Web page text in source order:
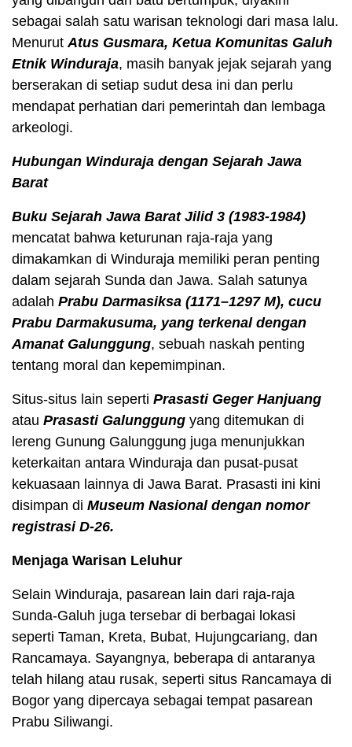
sebagai salah satu warisan teknologi dari masa lalu.
Menurut Atus Gusmara, Ketua Komunitas Galuh
Etnik Winduraja, masih banyak jejak sejarah yang
berserakan di setiap sudut desa ini dan perlu
mendapat perhatian dari pemerintah dan lembaga
arkeologi.
Hubungan Winduraja dengan Sejarah Jawa
Barat
Buku Sejarah Jawa Barat Jilid 3 (1983-1984)
mencatat bahwa keturunan raja-raja yang
dimakamkan di Winduraja memiliki peran penting
dalam sejarah Sunda dan Jawa. Salah satunya
adalah Prabu Darmasiksa (1171–1297 M), cucu
Prabu Darmakusuma, yang terkenal dengan
Amanat Galunggung, sebuah naskah penting
tentang moral dan kepemimpinan.
Situs-situs lain seperti Prasasti Geger Hanjuang
atau Prasasti Galunggung yang ditemukan di
lereng Gunung Galunggung juga menunjukkan
keterkaitan antara Winduraja dan pusat-pusat
kekuasaan lainnya di Jawa Barat. Prasasti ini kini
disimpan di Museum Nasional dengan nomor
registrasi D-26.
Menjaga Warisan Leluhur
Selain Winduraja, pasarean lain dari raja-raja
Sunda-Galuh juga tersebar di berbagai lokasi
seperti Taman, Kreta, Bubat, Hujungcariang, dan
Rancamaya. Sayangnya, beberapa di antaranya
telah hilang atau rusak, seperti situs Rancamaya di
Bogor yang dipercaya sebagai tempat pasarean
Prabu Siliwangi.